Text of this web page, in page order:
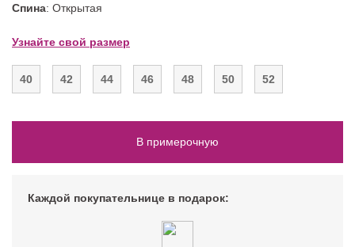
Спина: Открытая
Узнайте свой размер
40 42 44 46 48 50 52
В примерочную
Каждой покупательнице в подарок: